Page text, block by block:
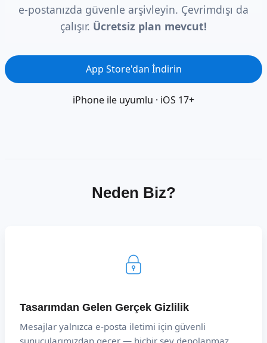
e-postanızda güvenle arşivleyin. Çevrimdışı da
çalışır. Ücretsiz plan mevcut!
App Store'dan İndirin
iPhone ile uyumlu · iOS 17+
Neden Biz?
Tasarımdan Gelen Gerçek Gizlilik
Mesajlar yalnızca e-posta iletimi için güvenli
sunucularımızdan geçer — hiçbir şey depolanmaz,